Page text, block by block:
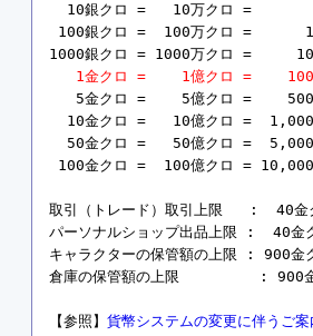
10銀クロ =   10万クロ =
100銀クロ =  100万クロ =
1000銀クロ = 1000万クロ =
1金クロ =    1億クロ =
5金クロ =    5億クロ =
10金クロ =   10億クロ =
50金クロ =   50億クロ =
100金クロ =  100億クロ =
取引（トレード）取引上限   :  40
パーソナルショップ出品上限 :
キャラクターの保管額の上限 : 900
倉庫の保管額の上限         : 900
【参照】 貨幣システムの変更に伴うご案